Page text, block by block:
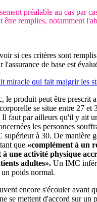
préalable au cas par
être remplies, notamment
si ces critères sont
l'assurance de base est
miracle qui fait maigrir les
le produit peut être prescrit
se situe entre 27 et
faut par ailleurs qu'il y ait
les personnes
supérieur à 30. De manière
que «complément à un
à une activité physique
adultes». Un IMC
poids normal.
encore s'écouler avant
se mettent d'accord sur un